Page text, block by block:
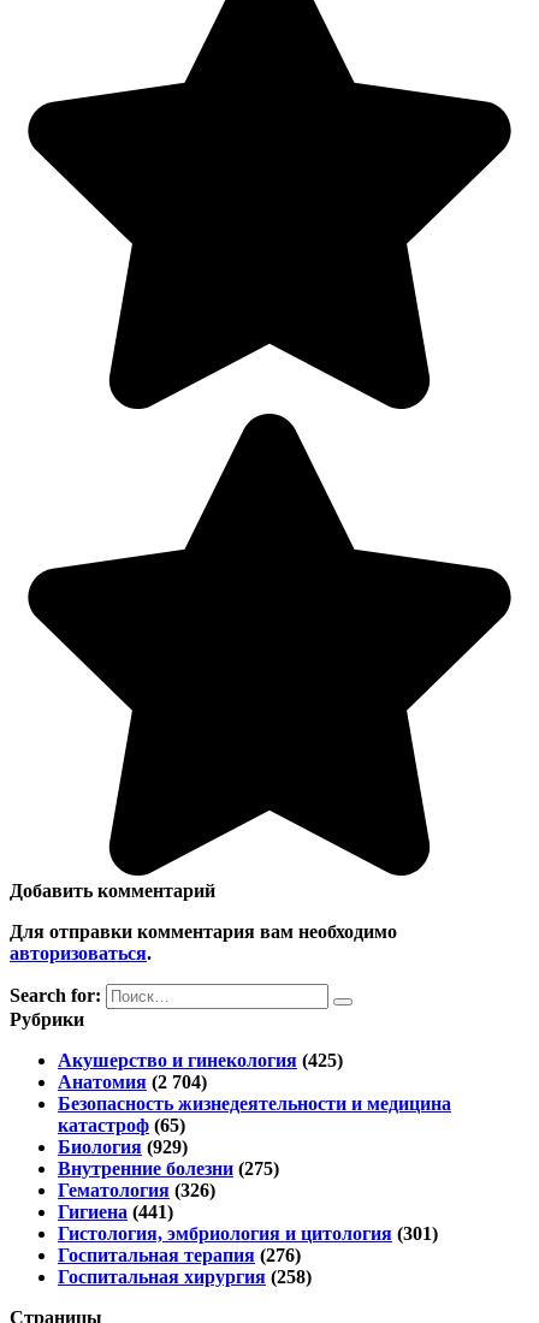
Добавить комментарий
Для отправки комментария вам необходимо
авторизоваться.
Search for:
Рубрики
Акушерство и гинекология (425)
Анатомия (2 704)
Безопасность жизнедеятельности и медицина
катастроф (65)
Биология (929)
Внутренние болезни (275)
Гематология (326)
Гигиена (441)
Гистология, эмбриология и цитология (301)
Госпитальная терапия (276)
Госпитальная хирургия (258)
Страницы